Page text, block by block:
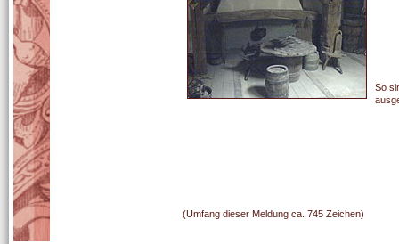
So
(Umfang dieser Meldung ca. 745 Zeichen)